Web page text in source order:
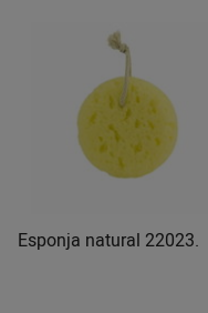
Esponja natural 22023.